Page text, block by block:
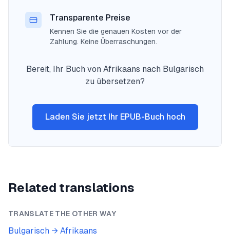
Transparente Preise
Kennen Sie die genauen Kosten vor der
Zahlung. Keine Überraschungen.
Bereit, Ihr Buch von Afrikaans nach Bulgarisch
zu übersetzen?
Laden Sie jetzt Ihr EPUB-Buch hoch
Related translations
TRANSLATE THE OTHER WAY
Bulgarisch → Afrikaans